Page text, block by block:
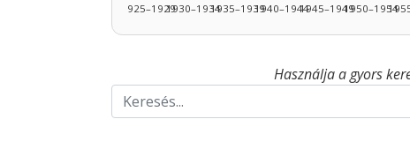
1925–19291930–19341935–19391940–19441945–19491950–1954
Használja a gyors